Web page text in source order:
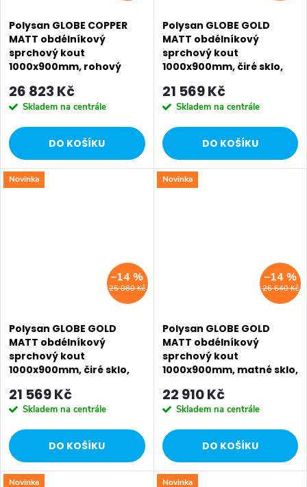
Polysan GLOBE COPPER
MATT obdélníkový
sprchový kout
1000x900mm, rohový
GB5090MPG
26 823 Kč
Skladem na centrále
DO KOŠÍKU
Polysan GLOBE GOLD
MATT obdélníkový
sprchový kout
1000x900mm, čiré sklo,
21 569 Kč
Skladem na centrále
DO KOŠÍKU
Novinka
25 080 Kč
–14 %
Polysan GLOBE GOLD
MATT obdélníkový
sprchový kout
1000x900mm, čiré sklo,
21 569 Kč
Skladem na centrále
DO KOŠÍKU
Novinka
26 640 Kč
–14 %
Polysan GLOBE GOLD
MATT obdélníkový
sprchový kout
1000x900mm, matné sklo,
22 910 Kč
Skladem na centrále
DO KOŠÍKU
Novinka Novinka